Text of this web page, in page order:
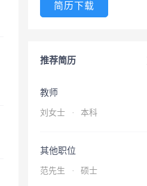
简历下载
推荐简历
教师
刘女士 · 本科
其他职位
范先生 · 硕士